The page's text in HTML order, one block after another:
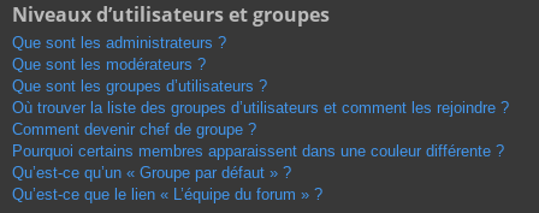
Niveaux d’utilisateurs et groupes
Que sont les administrateurs ?
Que sont les modérateurs ?
Que sont les groupes d’utilisateurs ?
Où trouver la liste des groupes d’utilisateurs et comment les rejoindre ?
Comment devenir chef de groupe ?
Pourquoi certains membres apparaissent dans une couleur différente ?
Qu’est-ce qu’un « Groupe par défaut » ?
Qu’est-ce que le lien « L’équipe du forum » ?